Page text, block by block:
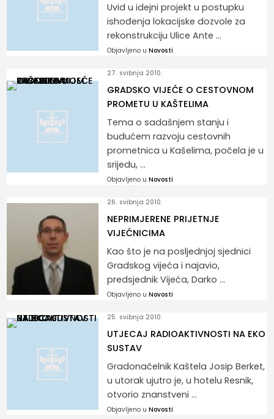
Uvid u idejni projekt u postupku
ishođenja lokacijske dozvole za
rekonstrukciju Ulice Ante ...
Objavljeno uNovosti
27. svibnja 2010.
GRADSKO VIJEĆE O CESTOVNOM
PROMETU U KAŠTELIMA
Tema o sadašnjem stanju i
budućem razvoju cestovnih
prometnica u Kašelima, počela je u
srijedu, ...
Objavljeno uNovosti
26. svibnja 2010.
NEPRIMJERENE PRIJETNJE
VIJEĆNICIMA
Kao što je na posljednjoj sjednici
Gradskog vijeća i najavio,
predsjednik Vijeća, Darko ...
Objavljeno uNovosti
25. svibnja 2010.
UTJECAJ RADIOAKTIVNOSTI NA EKO
SUSTAV
Gradonačelnik Kaštela Josip Berket,
u utorak ujutro je, u hotelu Resnik,
otvorio znanstveni ...
Objavljeno uNovosti